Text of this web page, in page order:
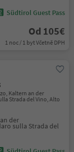
Südtirol Guest Pass
Od 105€
1 noc / 1 byt Včetně DPH
Kaltern an der
Strada del Vino, Alto
der
sulla Strada del